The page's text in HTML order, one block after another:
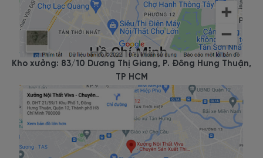
Kho xưởng: 83/10 Dương Thị Giang, P. Đông Hưng Thuận,
TP HCM